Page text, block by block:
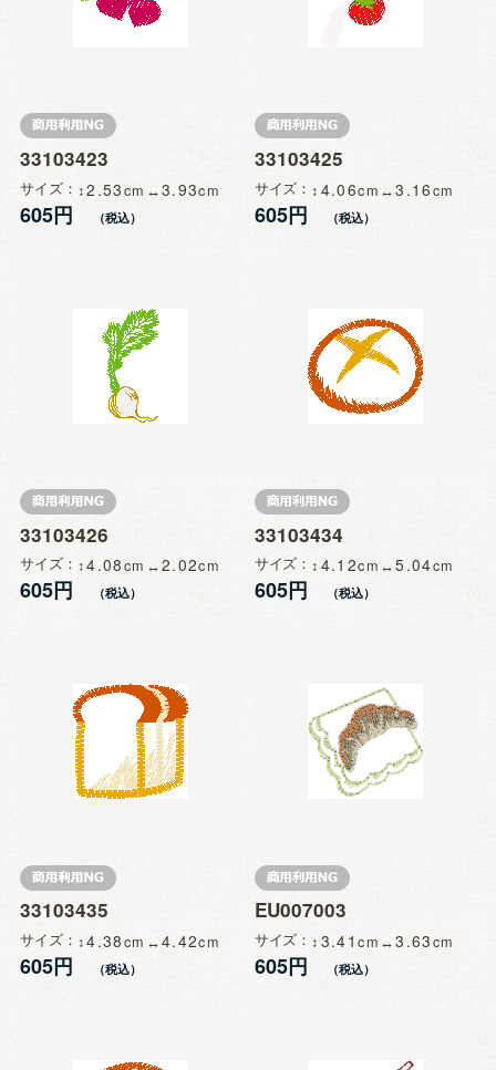
33103423
サイズ 2.53 3.93
605円
33103425
サイズ 4.06 3.16
605円
33103426
サイズ 4.08 2.02
605円
33103434
サイズ 4.12 5.04
605円
33103435
サイズ 4.38 4.42
605円
EU007003
サイズ 3.41 3.63
605円